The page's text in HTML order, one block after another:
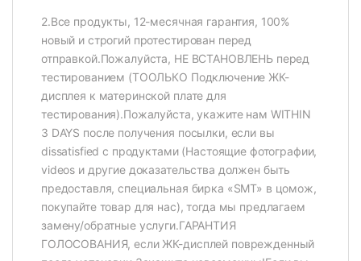
2.Все продукты, 12-месячная гарантия, 100%
новый и строгий протестирован перед
отправкой.Пожалуйста, НЕ ВСТАНОВЛЕНЬ перед
тестированием (ТООЛЬКО Подключение ЖК-
дисплея к материнской плате для
тестирования).Пожалуйста, укажите нам WITHIN
3 DAYS после получения посылки, если вы
dissatisfied с продуктами (Настоящие фотографии,
videos и другие доказательства должен быть
предоставля, специальная бирка «SMT» в цомож,
покупайте товар для нас), тогда мы предлагаем
замену/обратные услуги.ГАРАНТИЯ
ГОЛОСОВАНИЯ, если ЖК-дисплей поврежденный